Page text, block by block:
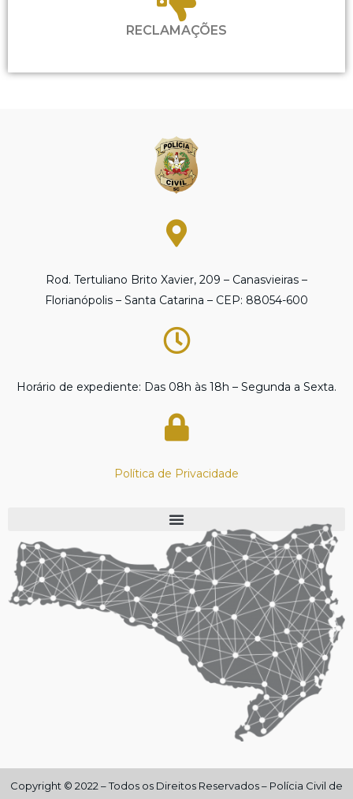
RECLAMAÇÕES
Rod. Tertuliano Brito Xavier, 209 – Canasvieiras –
Florianópolis – Santa Catarina – CEP: 88054-600
Horário de expediente: Das 08h às 18h – Segunda a Sexta.
Política de Privacidade
Copyright © 2022 – Todos os Direitos Reservados – Polícia Civil de